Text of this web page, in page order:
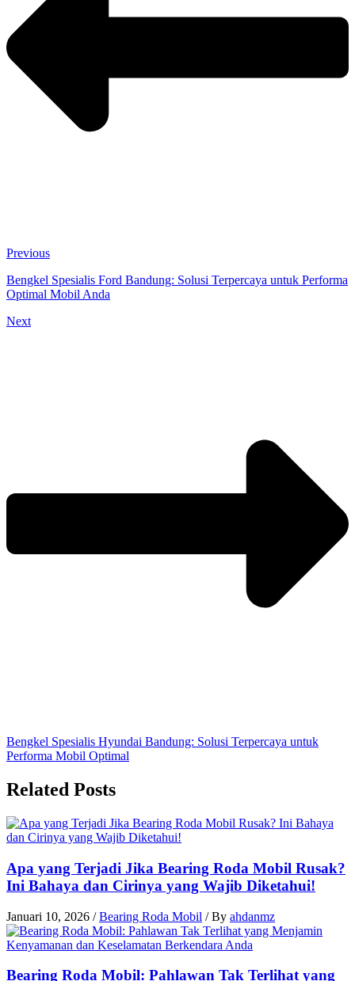
Previous
Bengkel Spesialis Ford Bandung: Solusi Terpercaya untuk Performa
Optimal Mobil Anda
Next
Bengkel Spesialis Hyundai Bandung: Solusi Terpercaya untuk
Performa Mobil Optimal
Related Posts
Apa yang Terjadi Jika Bearing Roda Mobil Rusak?
Ini Bahaya dan Cirinya yang Wajib Diketahui!
Januari 10, 2026 /Bearing Roda Mobil / By ahdanmz
Bearing Roda Mobil: Pahlawan Tak Terlihat yang